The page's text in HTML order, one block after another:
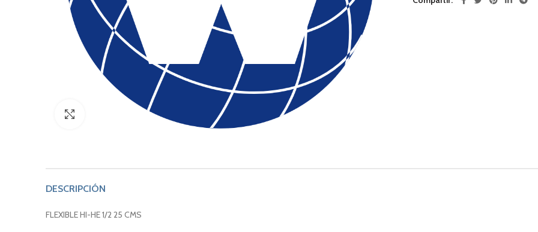
DESCRIPCIÓN
FLEXIBLE HI-HE 1/2 25 CMS